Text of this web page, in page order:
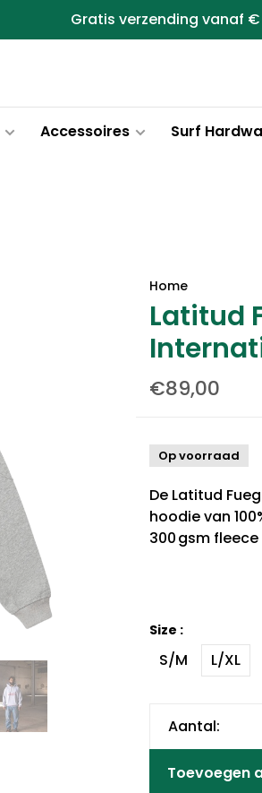
Gratis verzending vanaf €
Accessoires Surf
Home
Latitud
€89,00
Op voorraad
De Latitud
hoodie van
300 gsm
Size :
S/M L/XL
Aantal:
Toevoegen